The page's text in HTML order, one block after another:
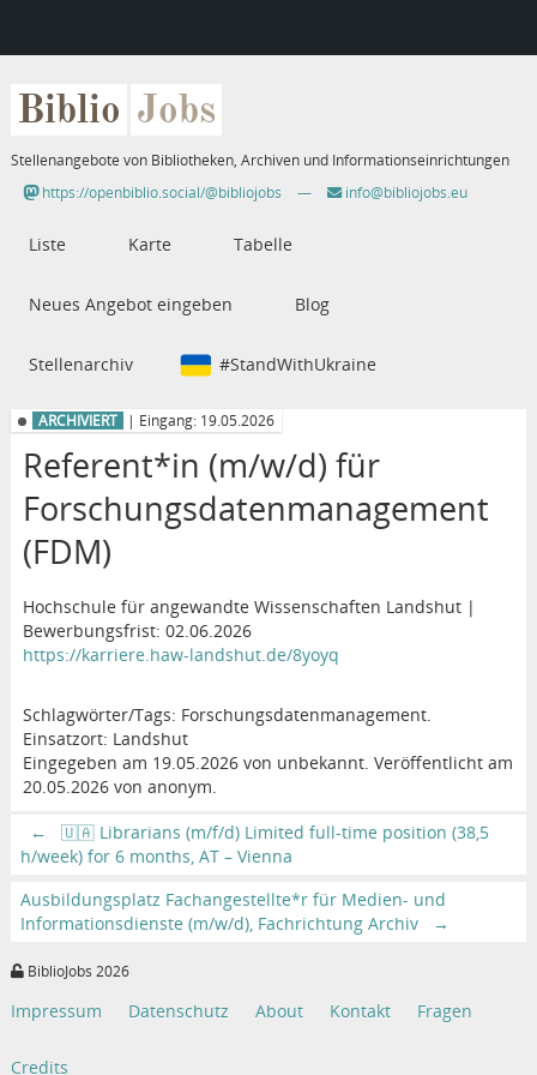
Biblio Jobs
Stellenangebote von Bibliotheken, Archiven und Informationseinrichtungen
https://openbiblio.social/@bibliojobs
— info@bibliojobs.eu
Liste Karte Tabelle
Neues Angebot eingeben Blog
Stellenarchiv #StandWithUkraine
ARCHIVIERT | Eingang: 19.05.2026
Referent*in (m/w/d) für
Forschungsdatenmanagement
(FDM)
Hochschule für angewandte Wissenschaften Landshut |
Bewerbungsfrist: 02.06.2026
https://karriere.haw-landshut.de/8yoyq
Schlagwörter/Tags: Forschungsdatenmanagement.
Einsatzort: Landshut
Eingegeben am 19.05.2026 von unbekannt. Veröffentlicht am
20.05.2026 von anonym.
←
🇺🇦 Librarians (m/f/d) Limited full-time position (38,5
h/week) for 6 months, AT – Vienna
Ausbildungsplatz Fachangestellte*r für Medien- und
Informationsdienste (m/w/d), Fachrichtung Archiv
→
BiblioJobs 2026
Impressum Datenschutz About Kontakt Fragen
Credits